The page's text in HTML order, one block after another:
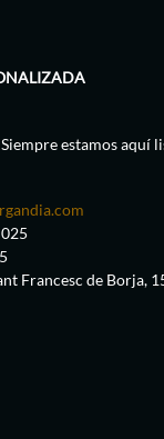
estamos aquí
Francesc de Borja,